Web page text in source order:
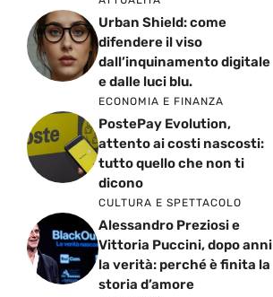
Urban Shield: come
difendere il viso
dall’inquinamento digitale
e dalle luci blu.
ECONOMIA E FINANZA
PostePay Evolution,
attento ai costi nascosti:
tutto quello che non ti
dicono
CULTURA E SPETTACOLO
Alessandro Preziosi e
Vittoria Puccini, dopo anni
la verità: perché è finita la
storia d’amore